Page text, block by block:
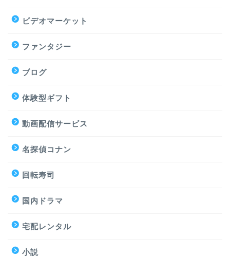
ビデオマーケット
ファンタジー
ブログ
体験型ギフト
動画配信サービス
名探偵コナン
回転寿司
国内ドラマ
宅配レンタル
小説